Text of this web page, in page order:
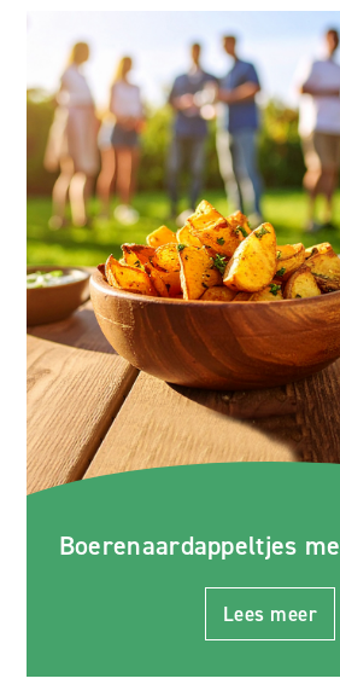
Boerenaardappeltjes
Lees meer